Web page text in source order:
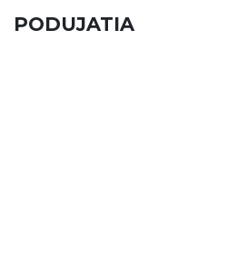
PODUJATIA